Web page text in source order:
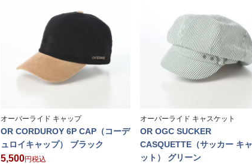
オーバーライド キャップ
OR CORDUROY 6P CAP（コーデ
ュロイキャップ） ブラック
5,500 税込
オーバーライド キャスケット
OR OGC SUCKER
CASQUETTE（サッカー キ
ット） グリーン